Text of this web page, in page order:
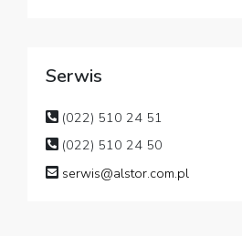
Serwis
(022) 510 24 51
(022) 510 24 50
serwis@alstor.com.pl